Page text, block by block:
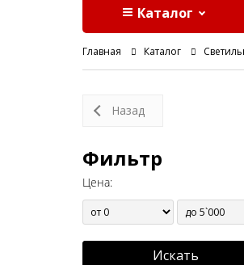
Каталог
Главная Каталог
Назад
Фильтр
Цена:
Искать